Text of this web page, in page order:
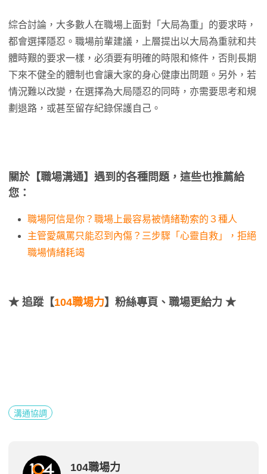
綜合討論，大多數人在職場上面對「大局為重」的要求時，
都會選擇隱忍。職場前輩建議，上層提出以大局為重就和共
體時艱的要求一樣，必須要有明確的時限和條件，否則長期
下來不健全的體制也會讓大家的身心健康出問題。另外，若
情況難以改變，在選擇為大局隱忍的同時，亦需要思考和規
劃退路，或甚至留存紀錄保護自己。
關於【職場溝通】遇到的各種問題，這些也推薦給
您：
職場阿信是你？職場上最容易被情緒勒索的３種人
主管愛飆罵只能忍到內傷？三步驟「心靈自救」，拒絕
職場情緒耗竭
★ 追蹤【104職場力】粉絲專頁、職場更給力 ★
溝通協調
104職場力